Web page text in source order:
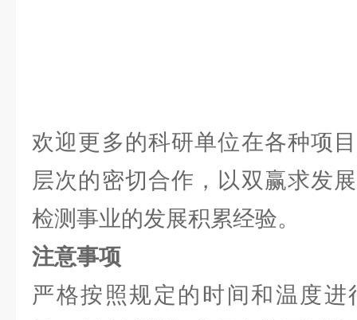
欢迎更多的科研单位在各种项
层次的密切合作，以双赢求发
检测事业的发展积累经验。
注意事项
严格按照规定的时间和温度